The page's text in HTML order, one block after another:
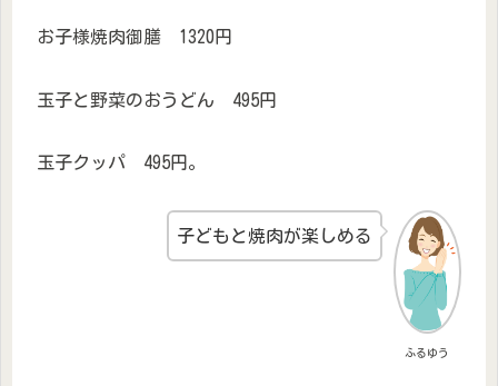
お子様焼肉御膳 1320円
玉子と野菜のおうどん 495円
玉子クッパ 495円。
ふるゆう
子どもと焼肉が楽しめる